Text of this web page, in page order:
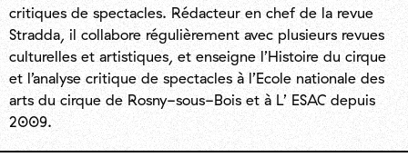
critiques de spectacles. Rédacteur en chef de la revue
Stradda, il collabore régulièrement avec plusieurs revues
culturelles et artistiques, et enseigne l’Histoire du cirque
et l’analyse critique de spectacles à l’Ecole nationale des
arts du cirque de Rosny-sous-Bois et à L’ ESAC depuis
2009.